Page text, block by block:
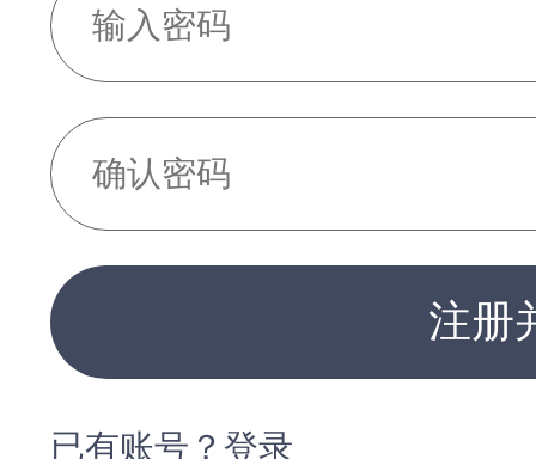
注册
已有账号？登录